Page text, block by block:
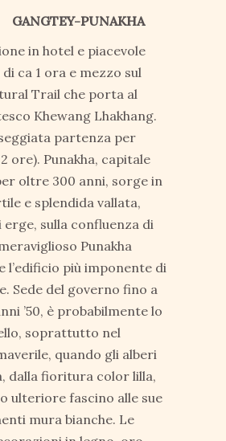
GANGTEY-PUNAKHA
in hotel e piacevole
ca 1 ora e mezzo sul
Trail che porta al
Khewang Lhakhang.
partenza per
ore). Punakha, capitale
oltre 300 anni, sorge in
e splendida vallata,
erge, sulla confluenza di
Punakha
l’edificio più imponente di
Sede del governo fino a
’50, è probabilmente lo
soprattutto nel
quando gli alberi
dalla fioritura color lilla,
ulteriore fascino alle sue
mura bianche. Le